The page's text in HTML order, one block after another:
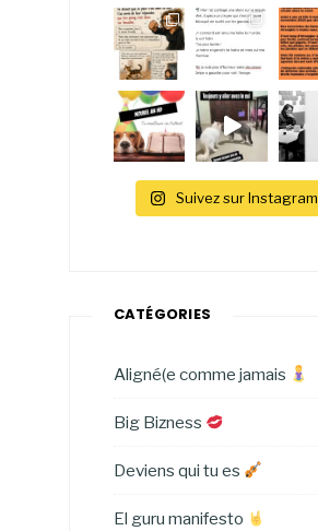
Suivez sur Instagram
CATÉGORIES
Aligné(e comme jamais
Big Bizness
Deviens qui tu es
El guru manifesto